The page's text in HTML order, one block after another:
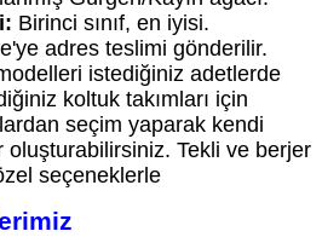
Birinci sınıf, en iyisi.
adres teslimi gönderilir.
istediğiniz adetlerde
koltuk takımları için
seçim yaparak kendi
Tekli ve berjer
seçeneklerle